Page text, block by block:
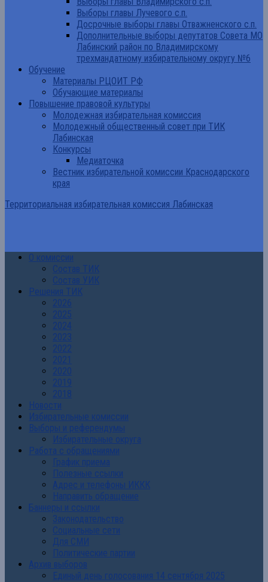
Выборы главы Лучевого с.п.
Досрочные выборы главы Отважненского с.п.
Дополнительные выборы депутатов Совета МО
Лабинский район по Владимирскому
трехмандатному избирательному округу №6
Обучение
Материалы РЦОИТ РФ
Обучающие материалы
Повышение правовой культуры
Молодежная избирательная комиссия
Молодежный общественный совет при ТИК
Лабинская
Конкурсы
Медиаточка
Вестник избирательной комиссии Краснодарского
края
Территориальная избирательная комиссия Лабинская
О комиссии
Состав ТИК
Состав УИК
Решения ТИК
2026
2025
2024
2023
2022
2021
2020
2019
2018
Новости
Избирательные комиссии
Выборы и референдумы
Избирательные округа
Работа с обращениями
График приема
Полезные ссылки
Адрес и телефоны ИККК
Направить обращение
Баннеры и ссылки
Законодательство
Социальные сети
Для СМИ
Политические партии
Архив выборов
Единый день голосования 14 сентября 2025